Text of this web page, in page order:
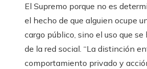
El Supremo porque no es
el hecho de que alguien ocupe
cargo público, sino el uso que se
de la red social. “La distinción
comportamiento privado y